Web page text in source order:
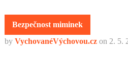
Bezpečnost miminek
by VychovanéVýchovou.cz on 2. 5.